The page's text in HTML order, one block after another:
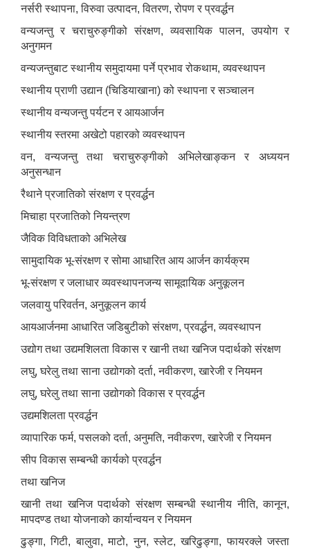
नर्सरी स्थापना, विरुवा उत्पादन, वितरण, रोपण र प्रवर्द्धन
वन्यजन्तु र चराचुरुङ्गीको संरक्षण, व्यवसायिक पालन, उपयोग र
अनुगमन
वन्यजन्तुबाट स्थानीय समुदायमा पर्ने प्रभाव रोकथाम, व्यवस्थापन
स्थानीय प्राणी उद्यान (चिडियाखाना) को स्थापना र सञ्चालन
स्थानीय वन्यजन्तु पर्यटन र आयआर्जन
स्थानीय स्तरमा अखेटो पहारको व्यवस्थापन
वन, वन्यजन्तु तथा चराचुरुङ्गीको अभिलेखाङ्कन र अध्ययन
अनुसन्धान
रैथाने प्रजातिको संरक्षण र प्रवर्द्धन
मिचाहा प्रजातिको नियन्त्रण
जैविक विविधताको अभिलेख
सामुदायिक भू-संरक्षण र सोमा आधारित आय आर्जन कार्यक्रम
भू-संरक्षण र जलाधार व्यवस्थापनजन्य सामूदायिक अनुकूलन
जलवायु परिवर्तन, अनुकूलन कार्य
आयआर्जनमा आधारित जडिबुटीको संरक्षण, प्रवर्द्धन, व्यवस्थापन
उद्योग तथा उद्यमशिलता विकास र खानी तथा खनिज पदार्थको संरक्षण
लघु, घरेलु तथा साना उद्योगको दर्ता, नवीकरण, खारेजी र नियमन
लघु, घरेलु तथा साना उद्योगको विकास र प्रवर्द्धन
उद्यमशिलता प्रवर्द्धन
व्यापारिक फर्म, पसलको दर्ता, अनुमति, नवीकरण, खारेजी र नियमन
सीप विकास सम्बन्धी कार्यको प्रवर्द्धन
तथा खनिज
खानी तथा खनिज पदार्थको संरक्षण सम्बन्धी स्थानीय नीति, कानून,
मापदण्ड तथा योजनाको कार्यान्वयन र नियमन
ढुङ्गा, गिटी, बालुवा, माटो, नुन, स्लेट, खरिढुङ्गा, फायरक्ले जस्ता